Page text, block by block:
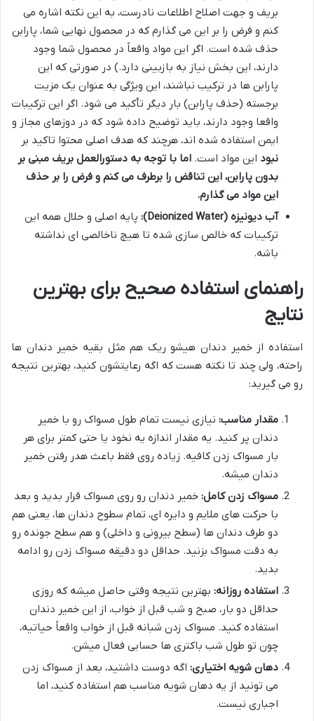
بریف و جهت اصلاح اطلاعات نادرست، به این نکته اشاره می
کنم و فرض را بر این می گذارم که در محصول نهایی شما، پارابن
حذف شده است. اگر این مواد واقعاً در محصول شما وجود
دارند، این بخش نیاز به بازبینی دارد.) در صورتی که این
پارابن ها در ترکیب نباشند، این ویژگی به عنوان یک مزیت
برجسته (حذف پارابن) بار دیگر تأکید می شود. اگر این ترکیبات
واقعا وجود دارند، باید توضیح داده شود که در دوزهای مجاز و
ایمن استفاده شده اند، هرچند که هدف اصلی محتوا تاکید بر
نبود این مواد است. اما با توجه به دستورالعمل بریف مبنی بر
بدون پارابن، این تناقض را برطرف می کنم و فرض را بر حذف
این مواد می گذارم.
آب دیونیزه (Deionized Water):
پایه اصلی و حلال همه این
ترکیبات که خالص سازی شده تا هیچ ناخالصی ای نداشته
باشه.
راهنمای استفاده صحیح برای بهترین
نتایج
استفاده از خمیر دندان هیشو ریک هم مثل بقیه خمیر دندان ها
راحته، ولی چند تا نکته هست که اگه رعایتشون کنید، بهترین نتیجه
رو می گیرید:
مقدار مناسب: نیازی نیست تمام طول مسواک رو با خمیر
دندان پر کنید. یه مقدار اندازه یه نخود یا حتی کمتر برای هر
بار مسواک زدن کافیه. زیاده روی فقط باعث هدر رفتن خمیر
دندان میشه.
مسواک زدن کامل: خمیر دندان رو روی مسواک قرار بدید و بعد
با حرکت های ملایم و دایره ای، تمام سطوح دندان ها، یعنی هم
دو طرف دندان ها (سطح بیرونی و داخلی) و هم سطح جونده رو
به دقت مسواک بزنید. حداقل دو دقیقه مسواک زدن رو ادامه
بدید.
استفاده روزانه: بهترین نتیجه وقتی حاصل میشه که روزی
حداقل دو بار، صبح و شب قبل از خواب، از این خمیر دندان
استفاده کنید. مسواک زدن شبانه قبل از خواب واقعاً حیاتیه،
چون تو طول شب باکتری ها حسابی فعال میشن.
دهان شویه اختیاری: اگه دوست داشتید، بعد از مسواک زدن
می تونید از یه دهان شویه مناسب هم استفاده کنید، اما
اجباری نیست.